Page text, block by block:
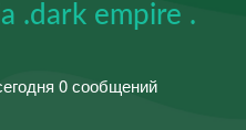
.dark empire .
0 сообщений